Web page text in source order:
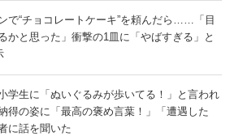
で“チョコレートケーキ”を頼んだら……「目
かと思った」衝撃の1皿に「やばすぎる」と
学生に「ぬいぐるみが歩いてる！」と言われ
の姿に「最高の褒め言葉！」「遭遇した
に話を聞いた